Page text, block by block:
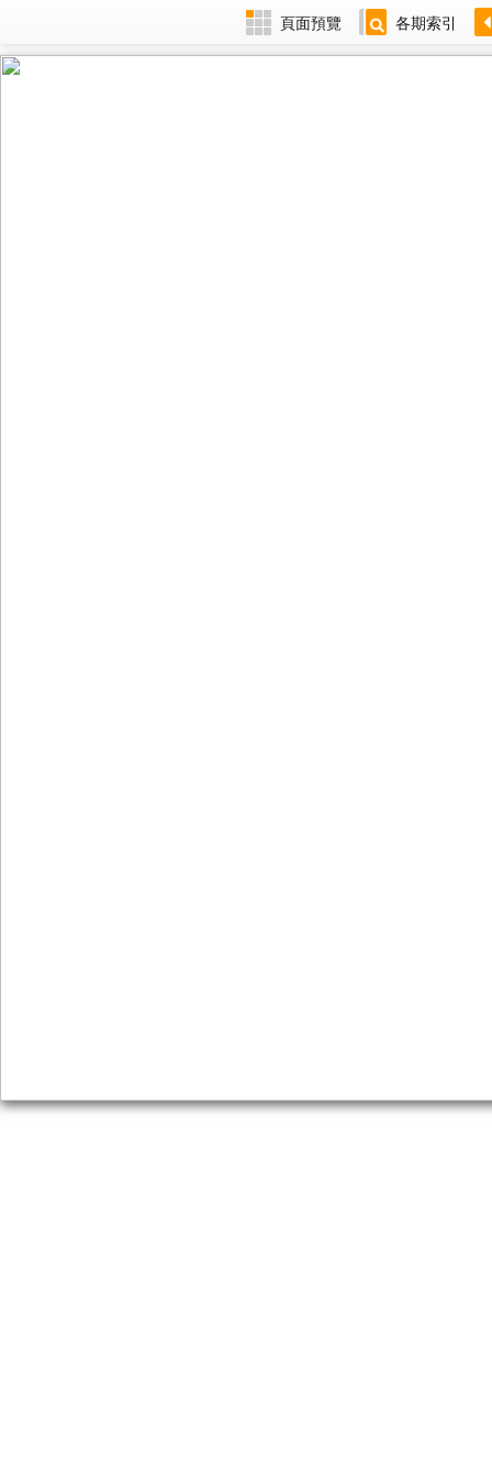
頁面預覽 各期索引